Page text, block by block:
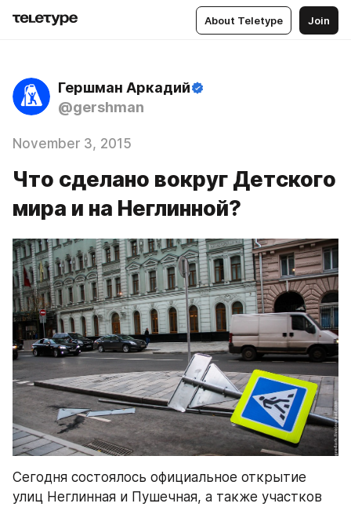
About Teletype Join
Гершман Аркадий
@gershman
November 3, 2015
Что сделано вокруг Детского
мира и на Неглинной?
Сегодня состоялось официальное открытие
улиц Неглинная и Пушечная, а также участков